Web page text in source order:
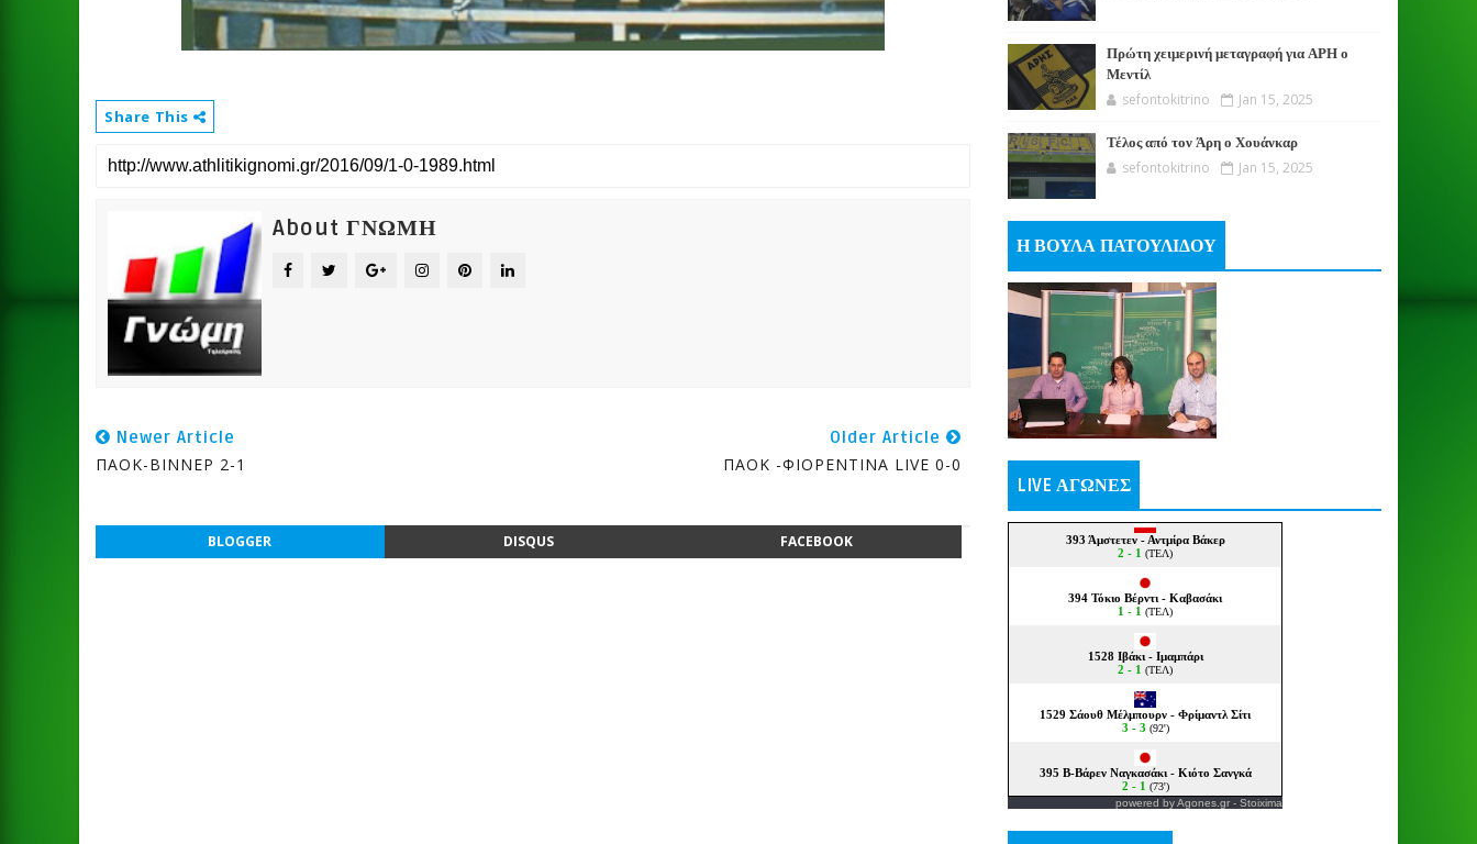
Share This
About ΓΝΩΜΗ
Newer Article
ΠΑΟΚ-ΒΙΝΝΕΡ 2-1
Older Article
ΠΑΟΚ -ΦΙΟΡΕΝΤΙΝΑ LIVE 0-0
BLOGGER DISQUS FACEBOOK
Πρώτη χειμερινή μεταγραφή για ΑΡΗ ο
Μεντίλ
sefontokitrino Jan 15, 2025
Τέλος από τον Άρη ο Χουάνκαρ
sefontokitrino Jan 15, 2025
Η ΒΟΥΛΑ ΠΑΤΟΥΛΙΔΟΥ
LIVE ΑΓΩΝΕΣ
powered byAgones.gr - Stoixima